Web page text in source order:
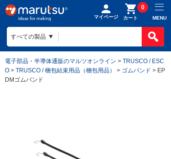
マイページ カート
0
MENU
電子部品・半導体通販のマルツオンライン > TRUSCO / ESC
O > TRUSCO / 梱包結束用品（梱包用品） > ゴムバンド > EP
DMゴムバンド